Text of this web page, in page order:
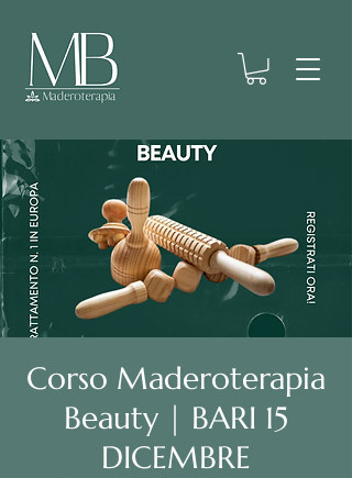
Corso Maderoterapia
Beauty | BARI 15
DICEMBRE